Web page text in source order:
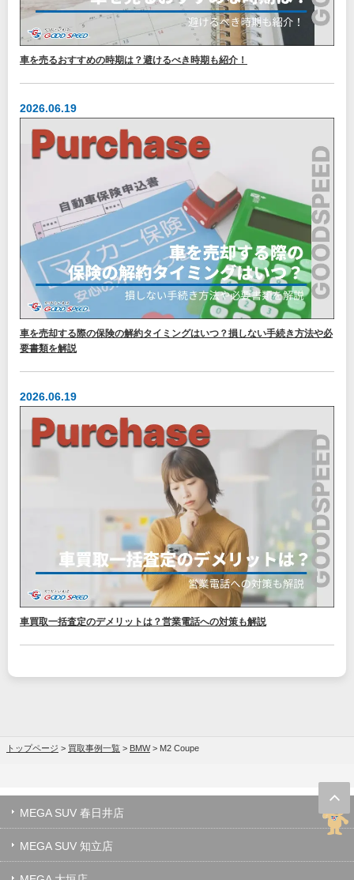
車を売るおすすめの時期は？避けるべき時期も紹介！
2026.06.19
車を売却する際の保険の解約タイミングはいつ？損しない手続き方法や必
要書類を解説
2026.06.19
車買取一括査定のデメリットは？営業電話への対策も解説
トップページ > 買取事例一覧 > BMW> M2 Coupe
MEGA SUV 春日井店
MEGA SUV 知立店